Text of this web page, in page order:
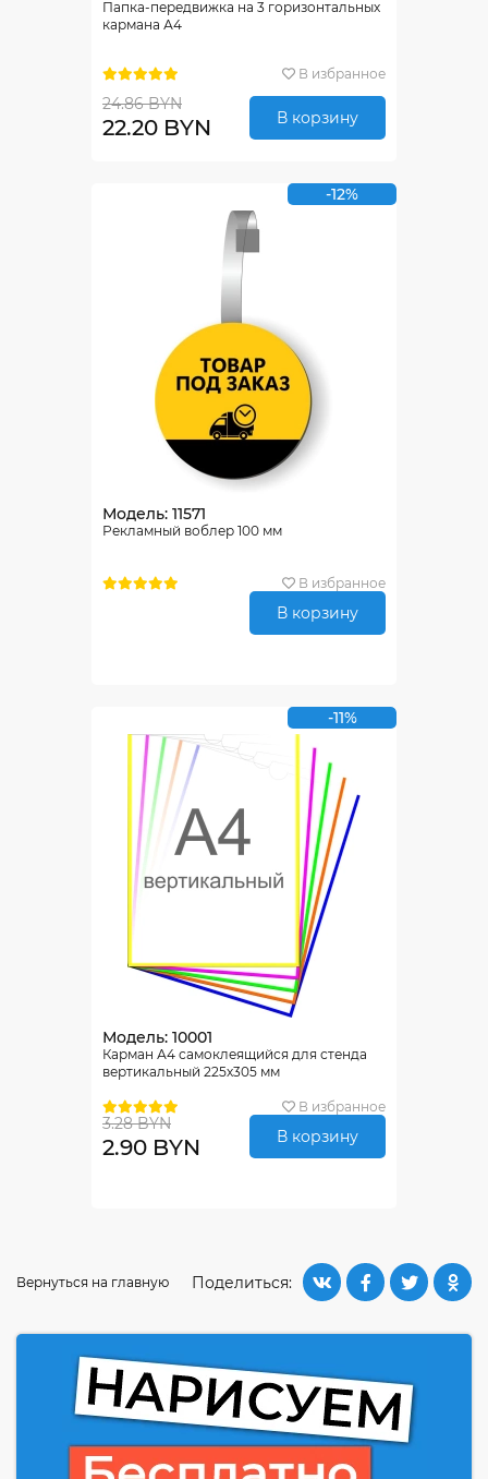
Папка-передвижка на 3 горизонтальных
кармана А4
В избранное
24.86 BYN
22.20 BYN В корзину
-12%
Модель: 11571
Рекламный воблер 100 мм
В избранное
В корзину
-11%
Модель: 10001
Карман А4 самоклеящийся для стенда
вертикальный 225х305 мм
В избранное
3.28 BYN
2.90 BYN В корзину
Поделиться:
Вернуться на главную